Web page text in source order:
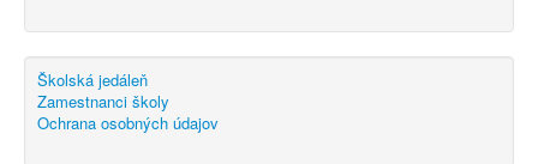
Školská jedáleň
Zamestnanci školy
Ochrana osobných údajov